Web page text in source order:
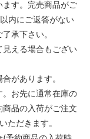
す。完売商品がご
内にご返答がない
承下さい。
見える場合もござい
があります。
。お先に通常在庫の
品の入荷がご注文
ただきます。